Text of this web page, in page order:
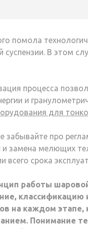
помола
суспензии. В этом
процесса
и
для
забывайте про
и замена мелющих
всего срока
работы
классификацию
на каждом этапе,
Понимание